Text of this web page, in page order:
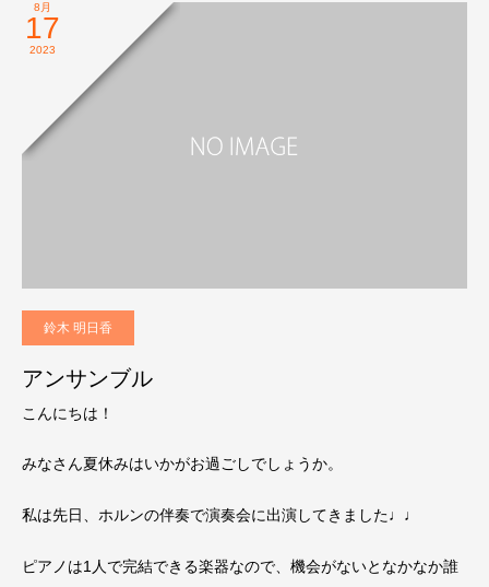
8月
17
2023
鈴木 明日香
アンサンブル
こんにちは！
みなさん夏休みはいかがお過ごしでしょうか。
私は先日、ホルンの伴奏で演奏会に出演してきました♩♩
ピアノは1人で完結できる楽器なので、機会がないとなかなか誰